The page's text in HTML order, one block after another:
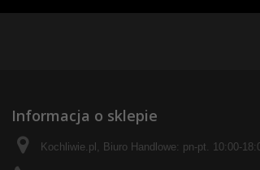
Informacja o sklepie
Kochliwie.pl, Biuro Handlowe: pn-pt. 10:00-